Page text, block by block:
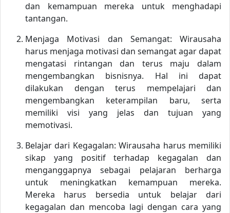
dan kemampuan mereka untuk menghadapi
tantangan.
Menjaga Motivasi dan Semangat: Wirausaha
harus menjaga motivasi dan semangat agar dapat
mengatasi rintangan dan terus maju dalam
mengembangkan bisnisnya. Hal ini dapat
dilakukan dengan terus mempelajari dan
mengembangkan keterampilan baru, serta
memiliki visi yang jelas dan tujuan yang
memotivasi.
Belajar dari Kegagalan: Wirausaha harus memiliki
sikap yang positif terhadap kegagalan dan
menganggapnya sebagai pelajaran berharga
untuk meningkatkan kemampuan mereka.
Mereka harus bersedia untuk belajar dari
kegagalan dan mencoba lagi dengan cara yang